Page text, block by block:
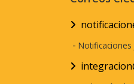
- Notificaciones